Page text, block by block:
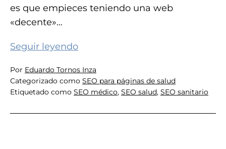
es que empieces teniendo una web
«decente»…
Seguir leyendoLos
del
SEO
las
Por Eduardo Tornos Inza
Categorizado como SEO para páginas de salud
Etiquetado como SEO médico, SEO salud, SEO sanitario